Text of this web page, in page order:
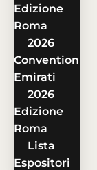
Edizione
Roma
2026
Convention
Emirati
2026
Edizione
Roma
Lista
Espositori